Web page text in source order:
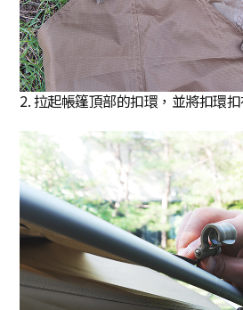
2. 拉起帳篷頂部的扣環，並將扣環扣